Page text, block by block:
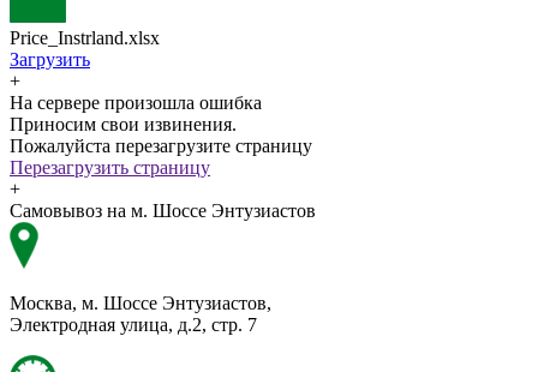
Price_Instrland.xlsx
Загрузить
+
На сервере произошла ошибка
Приносим свои извинения.
Пожалуйста перезагрузите страницу
Перезагрузить страницу
+
Самовывоз на м. Шоссе Энтузиастов
Москва, м. Шоссе Энтузиастов,
Электродная улица, д.2, стр. 7